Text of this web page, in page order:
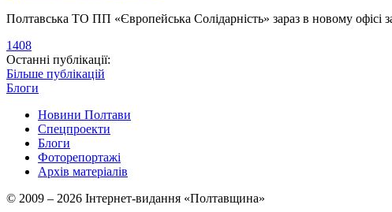
Полтавська ТО ПП «Європейська Солідарність» зараз в новому
1408
Останні публікації:
Більше публікацій
Блоги
Новини Полтави
Спецпроекти
Блоги
Фоторепортажі
Архів матеріалів
© 2009 – 2026 Інтернет-видання «Полтавщина»